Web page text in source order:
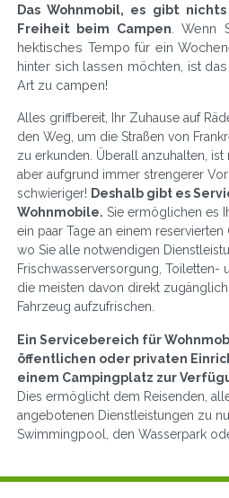
Das Wohnmobil, es gibt
Freiheit beim Campen . Wenn
hektisches Tempo für ein
hinter sich lassen möchten, ist
Art zu campen!
Alles griffbereit, Ihr Zuhause auf
den Weg, um die Straßen von
zu erkunden. Überall anzuhalten,
aber aufgrund immer strengerer
schwieriger! Deshalb gibt es
Wohnmobile. Sie ermöglichen es
ein paar Tage an einem reservierten
wo Sie alle notwendigen
Frischwasserversorgung, Toiletten-
die meisten davon direkt
Fahrzeug aufzufrischen.
Ein Servicebereich für
öffentlichen oder privaten
einem Campingplatz zur
Dies ermöglicht dem Reisenden,
angebotenen Dienstleistungen zu
Swimmingpool, den Wasserpark